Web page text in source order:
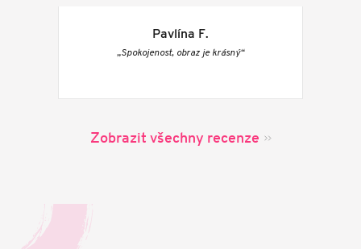
Pavlína F.
„Spokojenost, obraz je krásný“
Zobrazit všechny recenze